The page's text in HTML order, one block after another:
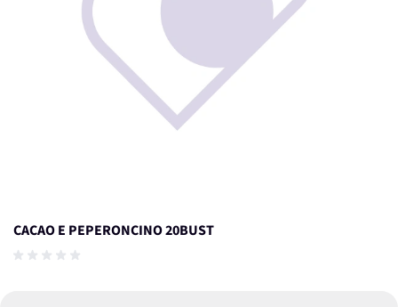
CACAO E PEPERONCINO 20BUST